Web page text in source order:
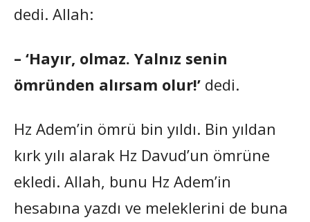
dedi. Allah:
– ‘Hayır, olmaz. Yalnız senin
ömründen alırsam olur!’ dedi.
Hz Adem’in ömrü bin yıldı. Bin yıldan
kırk yılı alarak Hz Davud’un ömrüne
ekledi. Allah, bunu Hz Adem’in
hesabına yazdı ve meleklerini de buna